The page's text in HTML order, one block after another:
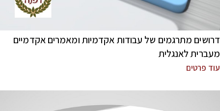
דרושים מתרגמים של עבודות אקדמיות ומאמרים אקדמיים
מעברית לאנגלית
עוד פרטים